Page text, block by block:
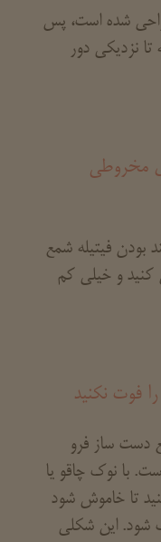
شده است، پس
نزدیکی دور
مخروطی
بودن فیتیله شمع
و خیلی کم
فوت نکنید
دست ساز فرو
با نوک چاقو یا
تا خاموش شود
شود. این شکلی